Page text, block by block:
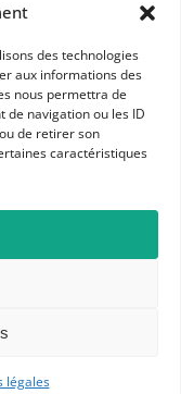
des technologies
aux informations des
nous permettra de
navigation ou les ID
de retirer son
caractéristiques
légales
et géographie
37
02